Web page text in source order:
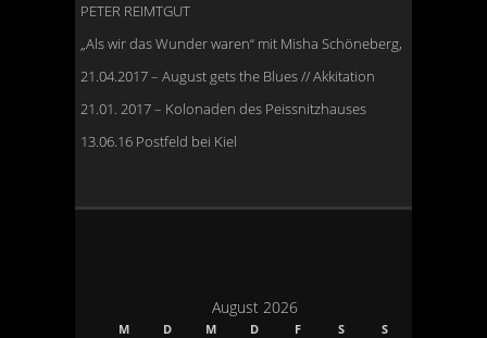
PETER REIMTGUT
„Als wir das Wunder waren“ mit Misha Schöneberg,
21.04.2017 – August gets the Blues // Akkitation
21.01. 2017 – Kolonaden des Peissnitzhauses
13.06.16 Postfeld bei Kiel
August 2026
M D M D F S S